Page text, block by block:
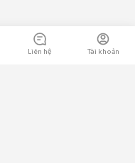
Liên hệ Tài khoản